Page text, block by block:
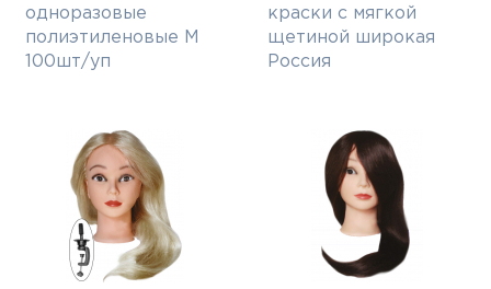
одноразовые
полиэтиленовые М
100шт/уп
краски с мягкой
щетиной широкая
Россия